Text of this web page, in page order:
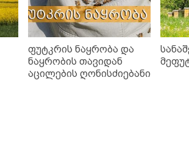
ფუტკრის ნაყრობა და
ნაყრობის თავიდან
აცილების ღონისძიებანი